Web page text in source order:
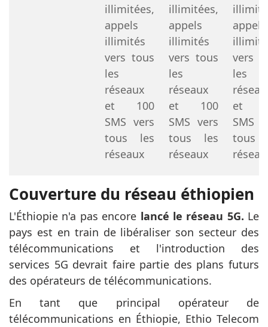
illimitées,
appels
illimités
vers tous
les
réseaux
et 100
SMS vers
tous les
réseaux
illimitées,
appels
illimités
vers tous
les
réseaux
et 100
SMS vers
tous les
réseaux
appels
vers
les
et
SMS
tous
Couverture du réseau éthiopien
L'Éthiopie n'a pas encore lancé le réseau 5G. Le
pays est en train de libéraliser son secteur des
télécommunications et l'introduction des
services 5G devrait faire partie des plans futurs
des opérateurs de télécommunications.
En tant que principal opérateur de
télécommunications en Éthiopie, Ethio Telecom